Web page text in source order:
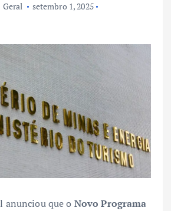
Geral
setembro 1, 2025
anunciou que o Novo Programa